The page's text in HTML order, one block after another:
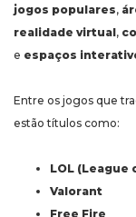
jogos populares,
realidade virtual,
e espaços
Entre os jogos que
estão títulos como:
LOL (League
Valorant
Free Fire